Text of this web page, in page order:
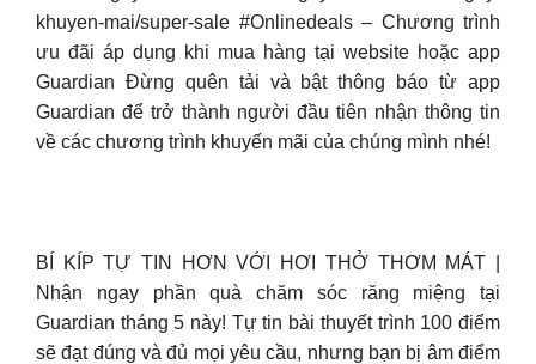
khuyen-mai/super-sale #Onlinedeals – Chương trình
ưu đãi áp dụng khi mua hàng tại website hoặc app
Guardian Đừng quên tải và bật thông báo từ app
Guardian để trở thành người đầu tiên nhận thông tin
về các chương trình khuyến mãi của chúng mình nhé!
BÍ KÍP TỰ TIN HƠN VỚI HƠI THỞ THƠM MÁT |
Nhận ngay phần quà chăm sóc răng miệng tại
Guardian tháng 5 này! Tự tin bài thuyết trình 100 điểm
sẽ đạt đúng và đủ mọi yêu cầu, nhưng bạn bị âm điểm